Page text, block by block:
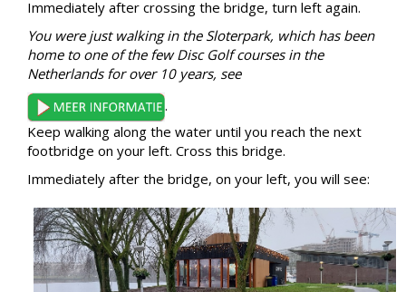
Immediately after crossing the bridge, turn left again.
You were just walking in the Sloterpark, which has been
home to one of the few Disc Golf courses in the
Netherlands for over 10 years, see
.
Keep walking along the water until you reach the next
footbridge on your left. Cross this bridge.
Immediately after the bridge, on your left, you will see: